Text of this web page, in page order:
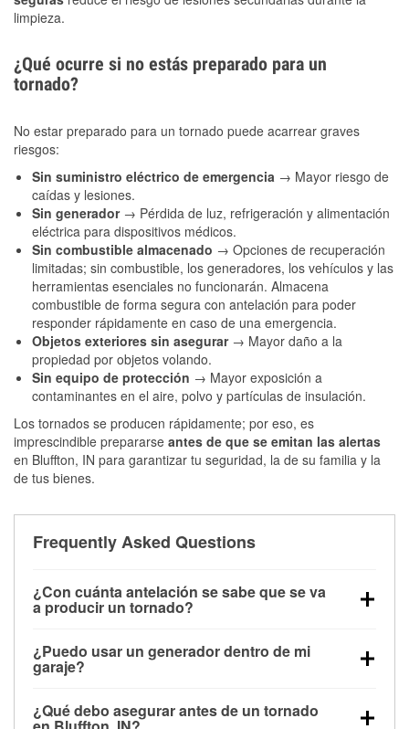
limpieza.
¿Qué ocurre si no estás preparado para un
tornado?
No estar preparado para un tornado puede acarrear graves
riesgos:
Sin suministro eléctrico de emergencia → Mayor riesgo de
caídas y lesiones.
Sin generador → Pérdida de luz, refrigeración y alimentación
eléctrica para dispositivos médicos.
Sin combustible almacenado → Opciones de recuperación
limitadas; sin combustible, los generadores, los vehículos y las
herramientas esenciales no funcionarán. Almacena
combustible de forma segura con antelación para poder
responder rápidamente en caso de una emergencia.
Objetos exteriores sin asegurar → Mayor daño a la
propiedad por objetos volando.
Sin equipo de protección → Mayor exposición a
contaminantes en el aire, polvo y partículas de insulación.
Los tornados se producen rápidamente; por eso, es
imprescindible prepararse antes de que se emitan las alertas
en Bluffton, IN para garantizar tu seguridad, la de su familia y la
de tus bienes.
Frequently Asked Questions
¿Con cuánta antelación se sabe que se va
a producir un tornado?
apenas previo aviso. Las alertas pueden emitirse
minutos antes de que toquen tierra, por lo que es
¿Puedo usar un generador dentro de mi
garaje?
una distancia mínima de 20 pies de puertas y
¿Qué debo asegurar antes de un tornado